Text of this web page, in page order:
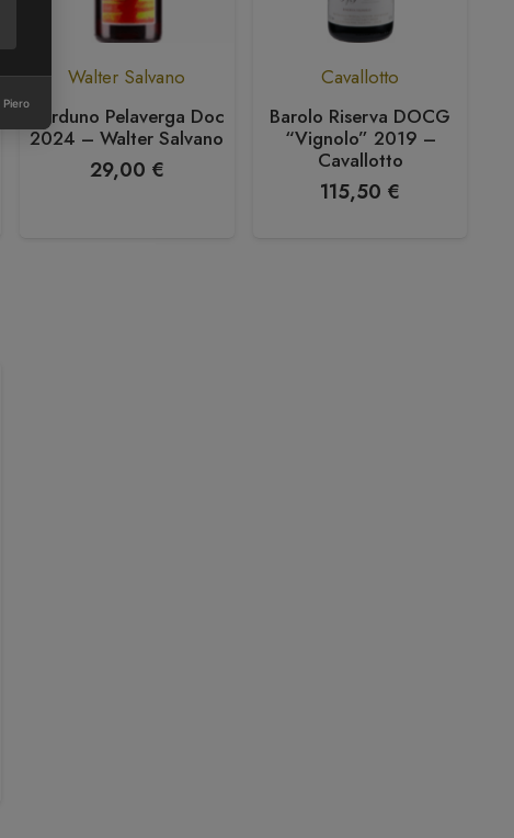
Walter Salvano
Verduno Pelaverga Doc
2024 – Walter Salvano
29,00 €
Cavallotto
Barolo Riserva DOCG
“Vignolo” 2019 –
Cavallotto
115,50 €
Piero